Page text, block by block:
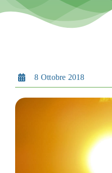
Search
8 Ottobre 2018